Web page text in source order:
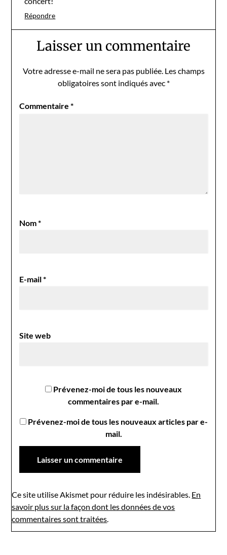
Répondre
Laisser un commentaire
Votre adresse e-mail ne sera pas publiée. Les champs
obligatoires sont indiqués avec *
Commentaire*
Nom*
E-mail*
Site web
Prévenez-moi de tous les nouveaux
commentaires par e-mail.
Prévenez-moi de tous les nouveaux articles par e-
mail.
Ce site utilise Akismet pour réduire les indésirables. En
savoir plus sur la façon dont les données de vos
commentaires sont traitées.